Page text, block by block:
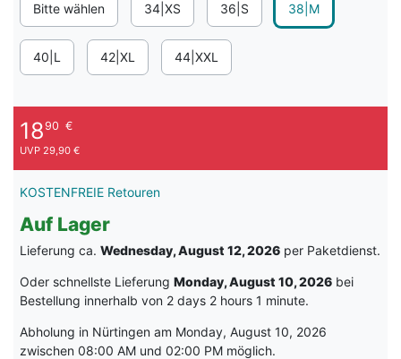
Bitte wählen 34|XS 36|S 38|M
40|L 42|XL 44|XXL
1890 €
UVP 29,90 €
KOSTENFREIE Retouren
Auf Lager
Lieferung ca. Wednesday, August 12, 2026 per Paketdienst.
Oder schnellste Lieferung Monday, August 10, 2026 bei
Bestellung innerhalb von 2 days 2 hours 1 minute.
Abholung in Nürtingen am Monday, August 10, 2026
zwischen 08:00 AM und 02:00 PM möglich.